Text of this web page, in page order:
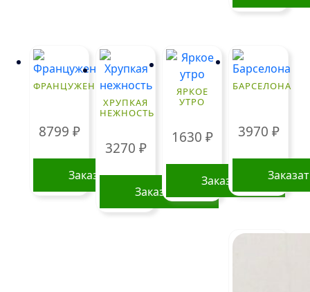
ФРАНЦУЖЕНКА
8799 ₽
Заказать
ХРУПКАЯ
НЕЖНОСТЬ
3270 ₽
Заказать
ЯРКОЕ
УТРО
1630 ₽
Заказать
БАРСЕЛОНА
3970 ₽